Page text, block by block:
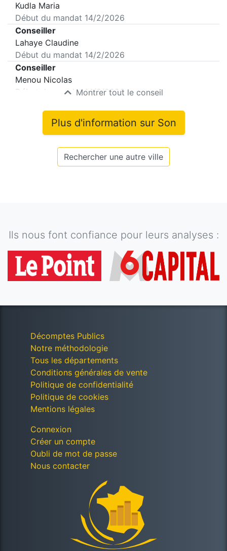
Kudla Maria
Début du mandat 14/2/2026
Conseiller
Lahaye Claudine
Début du mandat 14/2/2026
Conseiller
Menou Nicolas
Début du mandat14/2/2026
Montrer tout le conseil
Plus d'information sur Son
Rechercher une autre ville
Ils nous font confiance pour leurs analyses :
Décomptes Publics
Notre méthodologie
Tous les départements
Conditions générales de vente
Politique de confidentialité
Politique de cookies
Mentions légales
Connexion
Créer un compte
Oubli de mot de passe
Nous contacter